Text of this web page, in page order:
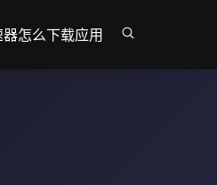
怎么下载应用